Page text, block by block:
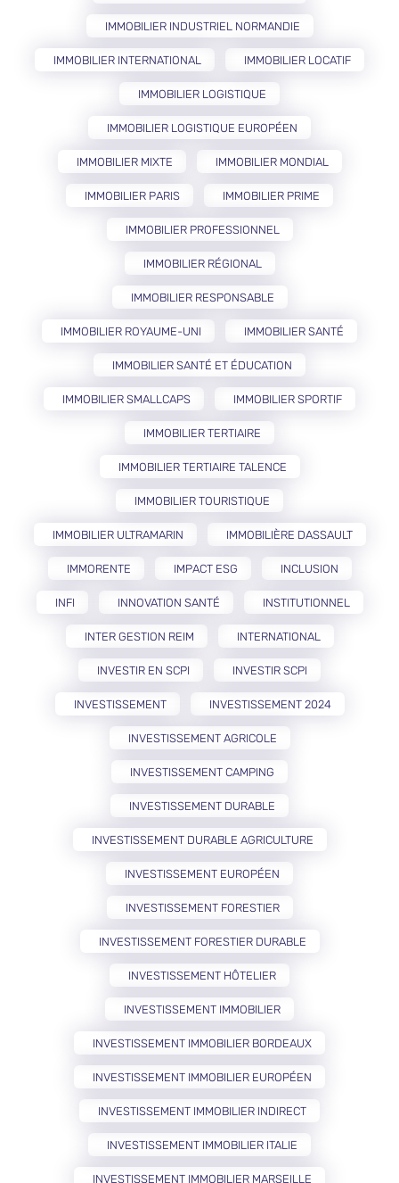
IMMOBILIER INDUSTRIEL NORMANDIE
IMMOBILIER INTERNATIONAL IMMOBILIER LOCATIF
IMMOBILIER LOGISTIQUE
IMMOBILIER LOGISTIQUE EUROPÉEN
IMMOBILIER MIXTE IMMOBILIER MONDIAL
IMMOBILIER PARIS IMMOBILIER PRIME
IMMOBILIER PROFESSIONNEL
IMMOBILIER RÉGIONAL
IMMOBILIER RESPONSABLE
IMMOBILIER ROYAUME-UNI IMMOBILIER SANTÉ
IMMOBILIER SANTÉ ET ÉDUCATION
IMMOBILIER SMALLCAPS IMMOBILIER SPORTIF
IMMOBILIER TERTIAIRE
IMMOBILIER TERTIAIRE TALENCE
IMMOBILIER TOURISTIQUE
IMMOBILIER ULTRAMARIN IMMOBILIÈRE DASSAULT
IMMORENTE IMPACT ESG INCLUSION
INFI INNOVATION SANTÉ INSTITUTIONNEL
INTER GESTION REIM INTERNATIONAL
INVESTIR EN SCPI INVESTIR SCPI
INVESTISSEMENT INVESTISSEMENT 2024
INVESTISSEMENT AGRICOLE
INVESTISSEMENT CAMPING
INVESTISSEMENT DURABLE
INVESTISSEMENT DURABLE AGRICULTURE
INVESTISSEMENT EUROPÉEN
INVESTISSEMENT FORESTIER
INVESTISSEMENT FORESTIER DURABLE
INVESTISSEMENT HÔTELIER
INVESTISSEMENT IMMOBILIER
INVESTISSEMENT IMMOBILIER BORDEAUX
INVESTISSEMENT IMMOBILIER EUROPÉEN
INVESTISSEMENT IMMOBILIER INDIRECT
INVESTISSEMENT IMMOBILIER ITALIE
INVESTISSEMENT IMMOBILIER MARSEILLE